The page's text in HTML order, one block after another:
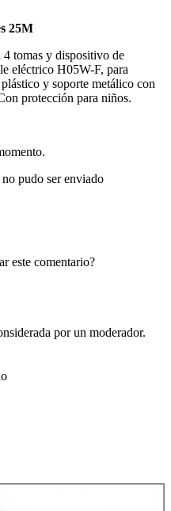
25M
tomas y dispositivo de
eléctrico H05W-F, para
y soporte metálico con
protección para niños.
pudo ser enviado
este comentario?
por un moderador.